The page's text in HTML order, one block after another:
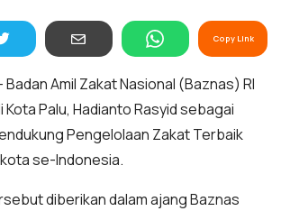
Copy Link
Badan Amil Zakat Nasional (Baznas) RI
Palu, Hadianto Rasyid sebagai
Pengelolaan Zakat Terbaik
se-Indonesia.
diberikan dalam ajang Baznas